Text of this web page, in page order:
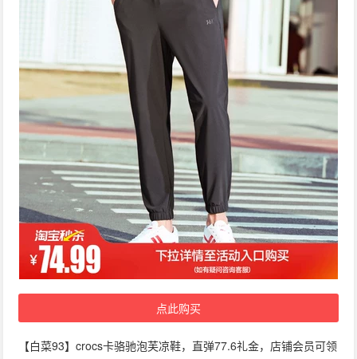
点此购买
【白菜93】crocs卡骆驰泡芙凉鞋，直弹77.6礼金，店铺会员可领